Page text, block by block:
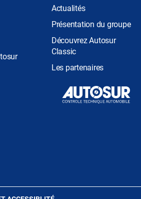
Actualités
Présentation du groupe
Découvrez Autosur
Classic
Les partenaires